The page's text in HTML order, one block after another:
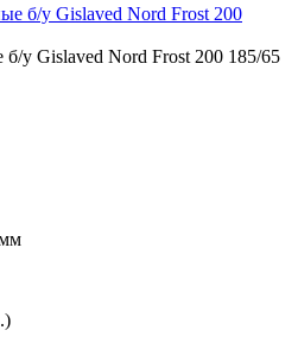
Gislaved Nord Frost 200 185/65